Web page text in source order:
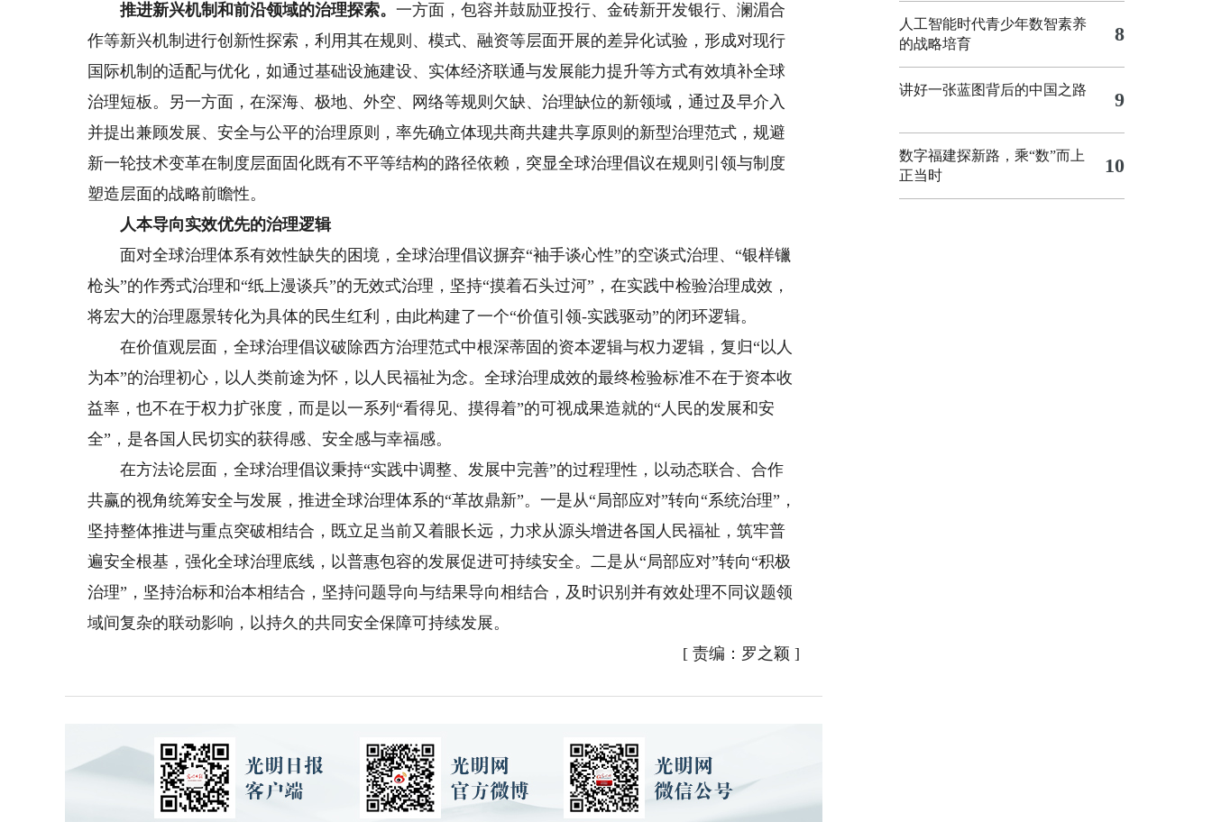
推进新兴机制和前沿领域的治理探索。一方面，包容并鼓励亚投行、金砖新开发银行、澜湄合
作等新兴机制进行创新性探索，利用其在规则、模式、融资等层面开展的差异化试验，形成对现行
国际机制的适配与优化，如通过基础设施建设、实体经济联通与发展能力提升等方式有效填补全球
治理短板。另一方面，在深海、极地、外空、网络等规则欠缺、治理缺位的新领域，通过及早介入
并提出兼顾发展、安全与公平的治理原则，率先确立体现共商共建共享原则的新型治理范式，规避
新一轮技术变革在制度层面固化既有不平等结构的路径依赖，突显全球治理倡议在规则引领与制度
塑造层面的战略前瞻性。
人本导向实效优先的治理逻辑
面对全球治理体系有效性缺失的困境，全球治理倡议摒弃“袖手谈心性”的空谈式治理、“银样镴
枪头”的作秀式治理和“纸上漫谈兵”的无效式治理，坚持“摸着石头过河”，在实践中检验治理成效，
将宏大的治理愿景转化为具体的民生红利，由此构建了一个“价值引领-实践驱动”的闭环逻辑。
在价值观层面，全球治理倡议破除西方治理范式中根深蒂固的资本逻辑与权力逻辑，复归“以人
为本”的治理初心，以人类前途为怀，以人民福祉为念。全球治理成效的最终检验标准不在于资本收
益率，也不在于权力扩张度，而是以一系列“看得见、摸得着”的可视成果造就的“人民的发展和安
全”，是各国人民切实的获得感、安全感与幸福感。
在方法论层面，全球治理倡议秉持“实践中调整、发展中完善”的过程理性，以动态联合、合作
共赢的视角统筹安全与发展，推进全球治理体系的“革故鼎新”。一是从“局部应对”转向“系统治理”，
坚持整体推进与重点突破相结合，既立足当前又着眼长远，力求从源头增进各国人民福祉，筑牢普
遍安全根基，强化全球治理底线，以普惠包容的发展促进可持续安全。二是从“局部应对”转向“积极
治理”，坚持治标和治本相结合，坚持问题导向与结果导向相结合，及时识别并有效处理不同议题领
域间复杂的联动影响，以持久的共同安全保障可持续发展。
[ 责编：罗之颖 ]
人工智能时代青少年数智素养
的战略培育
8
讲好一张蓝图背后的中国之路 9
数字福建探新路，乘“数”而上
正当时
10